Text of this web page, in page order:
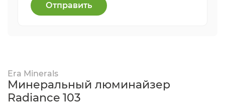
Отправить
Era Minerals
Минеральный люминайзер
Radiance 103